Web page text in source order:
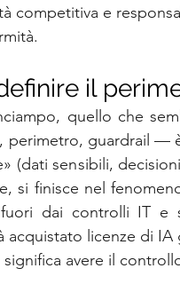
competitiva e
il
quello che
guardrail —
(dati sensibili,
si finisce nel
dai controlli IT e
acquistato licenze di
avere il